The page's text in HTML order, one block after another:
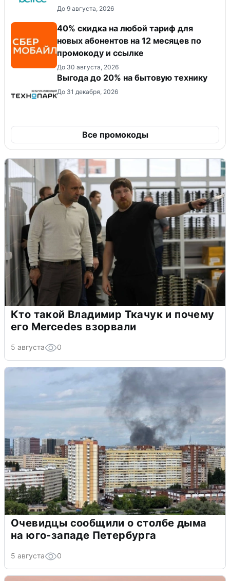
До 9 августа, 2026
40% скидка на любой тариф для
новых абонентов на 12 месяцев по
промокоду и ссылке
До 30 августа, 2026
Выгода до 20% на бытовую технику
До 31 декабря, 2026
Все промокоды
Кто такой Владимир Ткачук и почему
его Mercedes взорвали
5 августа 0
Очевидцы сообщили о столбе дыма
на юго-западе Петербурга
5 августа 0